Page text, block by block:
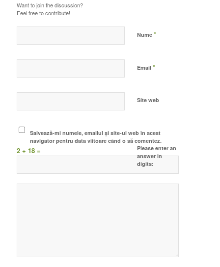
Want to join the discussion?
Feel free to contribute!
Nume *
Email *
Site web
Salvează-mi numele, emailul și site-ul web în acest
navigator pentru data viitoare când o să comentez.
Please enter an
answer in
digits:
2 + 18 =